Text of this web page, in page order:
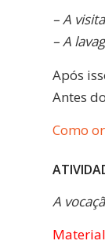
– A
– A
Após
Antes
Como
A